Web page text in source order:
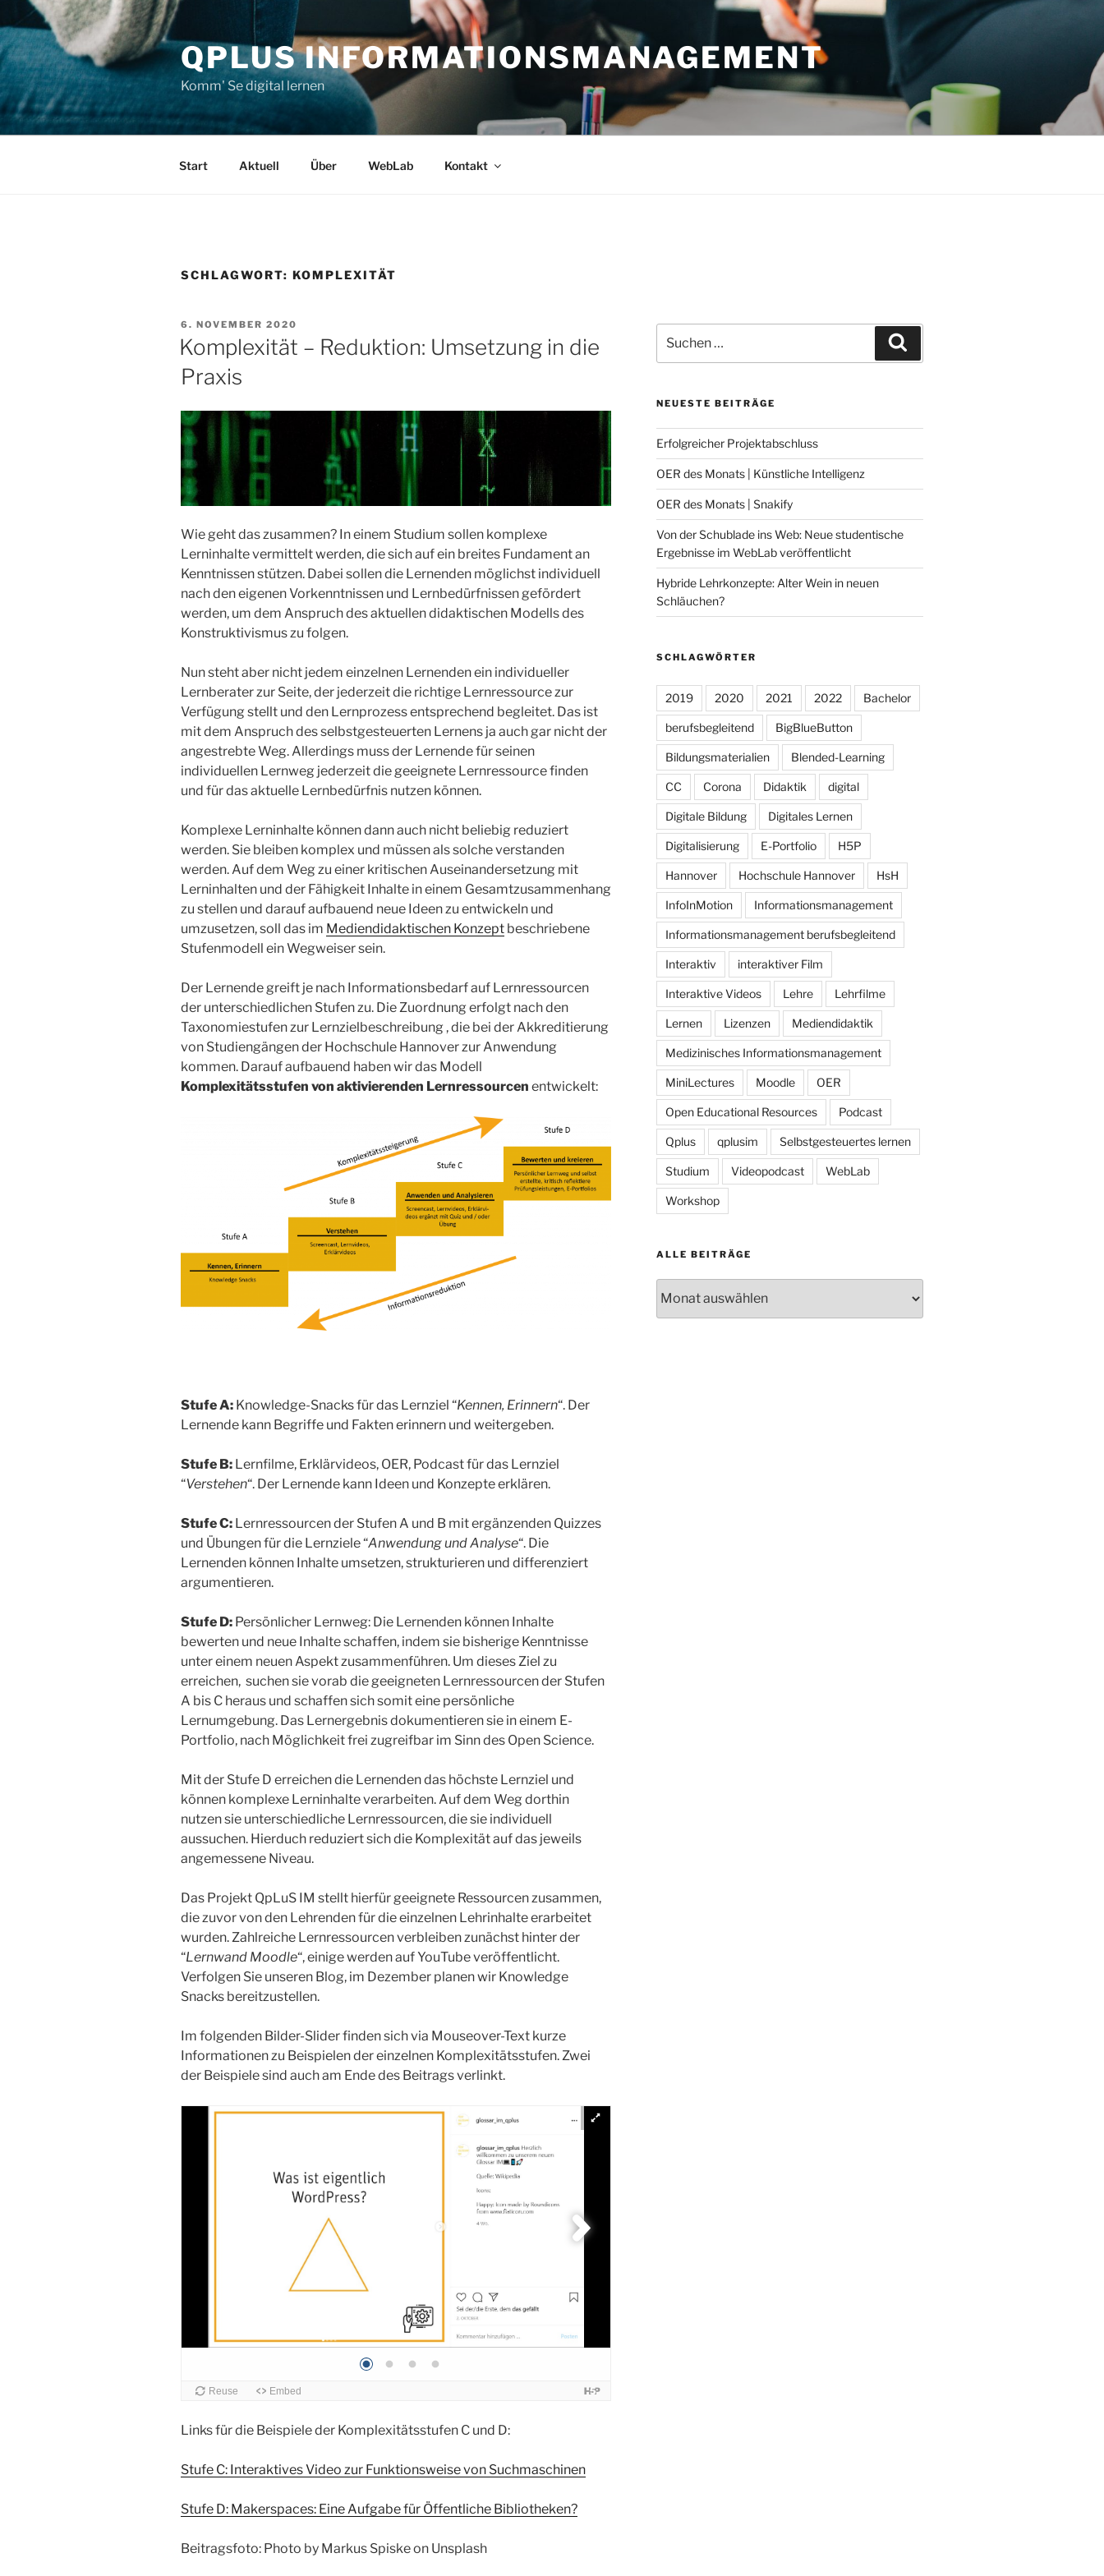
Inhalt
springen
QPLUS INFORMATIONSMANAGEMENT
Komm' Se digital lernen
Start Aktuell Über WebLab Kontakt
SCHLAGWORT: KOMPLEXITÄT
VERÖFFENTLICHT
AM
6. NOVEMBER 2020
Komplexität – Reduktion: Umsetzung in die
Praxis
Wie geht das zusammen? In einem Studium sollen komplexe
Lerninhalte vermittelt werden, die sich auf ein breites Fundament an
Kenntnissen stützen. Dabei sollen die Lernenden möglichst individuell
nach den eigenen Vorkenntnissen und Lernbedürfnissen gefördert
werden, um dem Anspruch des aktuellen didaktischen Modells des
Konstruktivismus zu folgen.
Nun steht aber nicht jedem einzelnen Lernenden ein individueller
Lernberater zur Seite, der jederzeit die richtige Lernressource zur
Verfügung stellt und den Lernprozess entsprechend begleitet. Das ist
mit dem Anspruch des selbstgesteuerten Lernens ja auch gar nicht der
angestrebte Weg. Allerdings muss der Lernende für seinen
individuellen Lernweg jederzeit die geeignete Lernressource finden
und für das aktuelle Lernbedürfnis nutzen können.
Komplexe Lerninhalte können dann auch nicht beliebig reduziert
werden. Sie bleiben komplex und müssen als solche verstanden
werden. Auf dem Weg zu einer kritischen Auseinandersetzung mit
Lerninhalten und der Fähigkeit Inhalte in einem Gesamtzusammenhang
zu stellen und darauf aufbauend neue Ideen zu entwickeln und
umzusetzen, soll das im Mediendidaktischen Konzept beschriebene
Stufenmodell ein Wegweiser sein.
Der Lernende greift je nach Informationsbedarf auf Lernressourcen
der unterschiedlichen Stufen zu. Die Zuordnung erfolgt nach den
Taxonomiestufen zur Lernzielbeschreibung , die bei der Akkreditierung
von Studiengängen der Hochschule Hannover zur Anwendung
kommen. Darauf aufbauend haben wir das Modell
Komplexitätsstufen von aktivierenden Lernressourcen entwickelt:
Stufe A: Knowledge-Snacks für das Lernziel “Kennen, Erinnern“. Der
Lernende kann Begriffe und Fakten erinnern und weitergeben.
Stufe B: Lernfilme, Erklärvideos, OER, Podcast für das Lernziel
“Verstehen“. Der Lernende kann Ideen und Konzepte erklären.
Stufe C: Lernressourcen der Stufen A und B mit ergänzenden Quizzes
und Übungen für die Lernziele “Anwendung und Analyse“. Die
Lernenden können Inhalte umsetzen, strukturieren und differenziert
argumentieren.
Stufe D: Persönlicher Lernweg: Die Lernenden können Inhalte
bewerten und neue Inhalte schaffen, indem sie bisherige Kenntnisse
unter einem neuen Aspekt zusammenführen. Um dieses Ziel zu
erreichen, suchen sie vorab die geeigneten Lernressourcen der Stufen
A bis C heraus und schaffen sich somit eine persönliche
Lernumgebung. Das Lernergebnis dokumentieren sie in einem E-
Portfolio, nach Möglichkeit frei zugreifbar im Sinn des Open Science.
Mit der Stufe D erreichen die Lernenden das höchste Lernziel und
können komplexe Lerninhalte verarbeiten. Auf dem Weg dorthin
nutzen sie unterschiedliche Lernressourcen, die sie individuell
aussuchen. Hierduch reduziert sich die Komplexität auf das jeweils
angemessene Niveau.
Das Projekt QpLuS IM stellt hierfür geeignete Ressourcen zusammen,
die zuvor von den Lehrenden für die einzelnen Lehrinhalte erarbeitet
wurden. Zahlreiche Lernressourcen verbleiben zunächst hinter der
“Lernwand Moodle“, einige werden auf YouTube veröffentlicht.
Verfolgen Sie unseren Blog, im Dezember planen wir Knowledge
Snacks bereitzustellen.
Im folgenden Bilder-Slider finden sich via Mouseover-Text kurze
Informationen zu Beispielen der einzelnen Komplexitätsstufen. Zwei
der Beispiele sind auch am Ende des Beitrags verlinkt.
Links für die Beispiele der Komplexitätsstufen C und D:
Stufe C: Interaktives Video zur Funktionsweise von Suchmaschinen
Stufe D: Makerspaces: Eine Aufgabe für Öffentliche Bibliotheken?
Beitragsfoto: Photo by Markus Spiske on Unsplash
nach:
NEUESTE BEITRÄGE
Erfolgreicher Projektabschluss
OER des Monats | Künstliche Intelligenz
OER des Monats | Snakify
Von der Schublade ins Web: Neue studentische
Ergebnisse im WebLab veröffentlicht
Hybride Lehrkonzepte: Alter Wein in neuen
Schläuchen?
SCHLAGWÖRTER
2019 2020 2021 2022 Bachelor
berufsbegleitend BigBlueButton
Bildungsmaterialien Blended-Learning
CC Corona Didaktik digital
Digitale Bildung Digitales Lernen
Digitalisierung E-Portfolio H5P
Hannover Hochschule Hannover HsH
InfoInMotion Informationsmanagement
Informationsmanagement berufsbegleitend
Interaktiv interaktiver Film
Interaktive Videos Lehre Lehrfilme
Lernen Lizenzen Mediendidaktik
Medizinisches Informationsmanagement
MiniLectures Moodle OER
Open Educational Resources Podcast
Qplus qplusim Selbstgesteuertes lernen
Studium Videopodcast WebLab
Workshop
ALLE BEITRÄGE
Beiträge